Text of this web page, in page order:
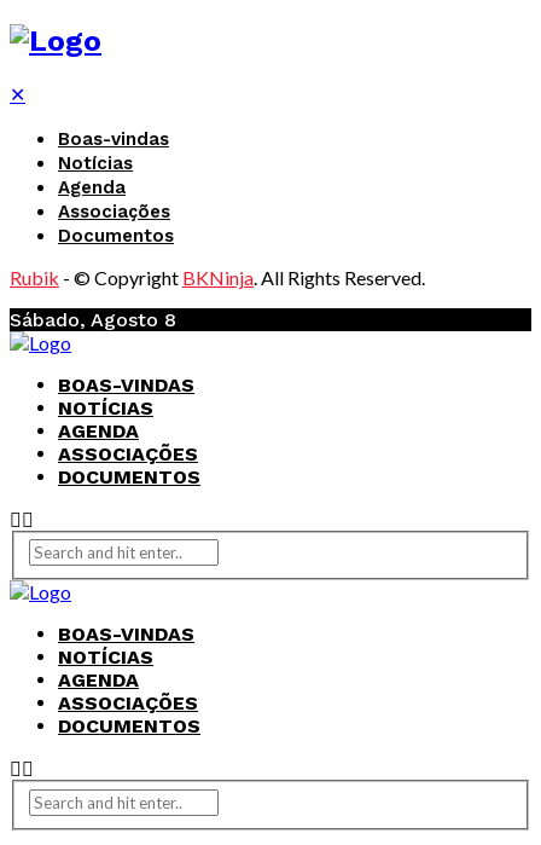
✕
Boas-vindas
Notícias
Agenda
Associações
Documentos
Rubik - © Copyright BKNinja. All Rights Reserved.
Sábado, Agosto 8
BOAS-VINDAS
NOTÍCIAS
AGENDA
ASSOCIAÇÕES
DOCUMENTOS
BOAS-VINDAS
NOTÍCIAS
AGENDA
ASSOCIAÇÕES
DOCUMENTOS